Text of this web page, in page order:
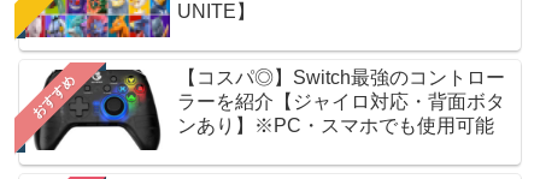
UNITE】
おすすめ
【コスパ◎】Switch最強のコントロー
ラーを紹介【ジャイロ対応・背面ボタ
ンあり】※PC・スマホでも使用可能